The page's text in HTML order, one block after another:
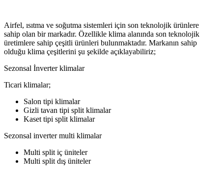
Airfel, ısıtma ve soğutma sistemleri için son teknolojik ürünlere
sahip olan bir markadır. Özellikle klima alanında son teknolojik
üretimlere sahip çeşitli ürünleri bulunmaktadır. Markanın sahip
olduğu klima çeşitlerini şu şekilde açıklayabiliriz;
Sezonsal İnverter klimalar
Ticari klimalar;
Salon tipi klimalar
Gizli tavan tipi split klimalar
Kaset tipi split klimalar
Sezonsal inverter multi klimalar
Multi split iç üniteler
Multi split dış üniteler